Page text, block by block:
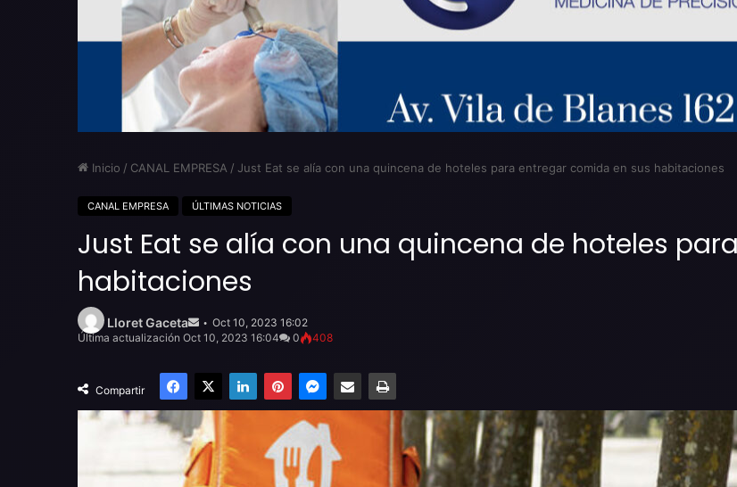
Inicio / CANAL EMPRESA / Just Eat se alía con una quincena de hoteles para entregar comida en sus habitaciones
CANAL EMPRESA ÚLTIMAS NOTICIAS
Just Eat se alía con una quincena de hoteles
habitaciones
Lloret Gaceta
email
Oct 10, 2023 16:02
Última actualización Oct 10, 2023 16:04
0 408
Compartir
Facebook
X LinkedInPinterestMessenger
Compartir por email Imprimir